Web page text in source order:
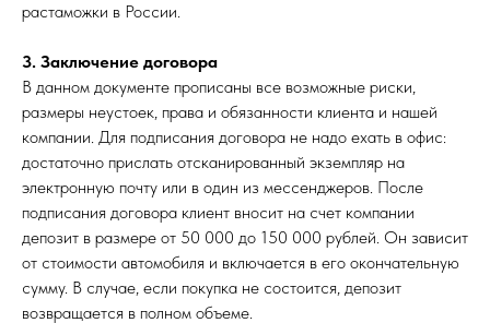
растаможки в России.
3. Заключение договора
В данном документе прописаны все возможные риски,
размеры неустоек, права и обязанности клиента и нашей
компании. Для подписания договора не надо ехать в офис:
достаточно прислать отсканированный экземпляр на
электронную почту или в один из мессенджеров. После
подписания договора клиент вносит на счет компании
депозит в размере от 50 000 до 150 000 рублей. Он зависит
от стоимости автомобиля и включается в его окончательную
сумму. В случае, если покупка не состоится, депозит
возвращается в полном объеме.